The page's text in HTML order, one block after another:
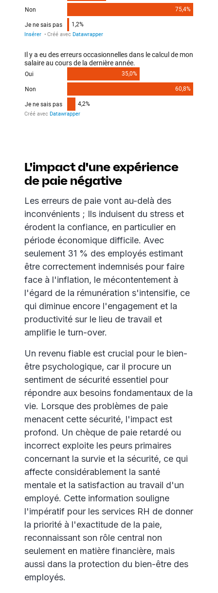
L'impact d'une expérience
de paie négative
Les erreurs de paie vont au-delà des
inconvénients ; Ils induisent du stress et
érodent la confiance, en particulier en
période économique difficile. Avec
seulement 31 % des employés estimant
être correctement indemnisés pour faire
face à l'inflation, le mécontentement à
l'égard de la rémunération s'intensifie, ce
qui diminue encore l'engagement et la
productivité sur le lieu de travail et
amplifie le turn-over.
Un revenu fiable est crucial pour le bien-
être psychologique, car il procure un
sentiment de sécurité essentiel pour
répondre aux besoins fondamentaux de la
vie. Lorsque des problèmes de paie
menacent cette sécurité, l'impact est
profond. Un chèque de paie retardé ou
incorrect exploite les peurs primaires
concernant la survie et la sécurité, ce qui
affecte considérablement la santé
mentale et la satisfaction au travail d'un
employé. Cette information souligne
l'impératif pour les services RH de donner
la priorité à l'exactitude de la paie,
reconnaissant son rôle central non
seulement en matière financière, mais
aussi dans la protection du bien-être des
employés.